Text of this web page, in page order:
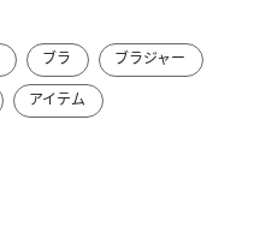
ブラ
ブラジャー
アイテム